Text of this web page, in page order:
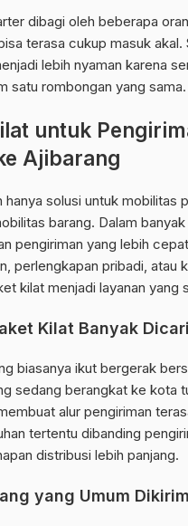
dibagi oleh beberapa
terasa cukup masuk akal.
lebih nyaman karena
satu rombongan yang sama.
untuk
Ajibarang
hanya solusi untuk mobilitas
barang. Dalam
pengiriman yang lebih
perlengkapan pribadi, atau
kilat menjadi layanan yang
Kilat Banyak
biasanya ikut bergerak
sedang berangkat ke kota
alur pengiriman
tertentu dibanding
distribusi lebih panjang.
yang Umum Dikirim